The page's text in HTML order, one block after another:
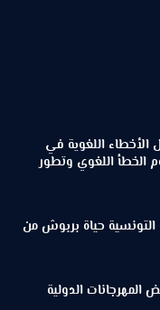
الأخطاء اللغوية في
الخطأ اللغوي وتطور
التونسية حياة بربوش من
المهرجانات الدولية